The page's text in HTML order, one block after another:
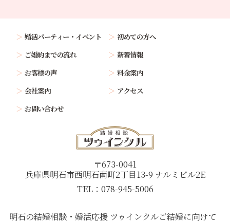
婚活パーティー・イベント
初めての方へ
ご婚約までの流れ
新着情報
お客様の声
料金案内
会社案内
アクセス
お問い合わせ
〒673-0041
兵庫県明石市西明石南町2丁目13-9 ナルミビル2E
TEL：078-945-5006
明石の結婚相談・婚活応援 ツゥインクルご結婚に向けて